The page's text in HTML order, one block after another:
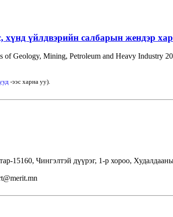
хүнд үйлдвэрийн салбарын жендэр
of Geology, Mining, Petroleum and Heavy Industry
-ээс харна уу).
15160, Чингэлтэй дүүрэг, 1-р хороо,